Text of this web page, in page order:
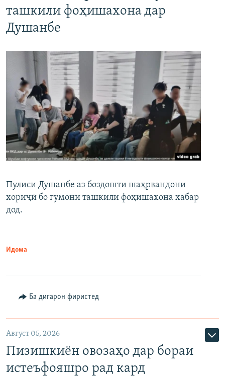
ташкили фоҳишахона дар
Душанбе
Пулиси Душанбе аз боздошти шаҳрвандони
хориҷӣ бо гумони ташкили фоҳишахона хабар
дод.
Идома
Ба дигарон фиристед
Август 05, 2026
Пизишкиён овозаҳо дар бораи
истеъфояшро рад кард